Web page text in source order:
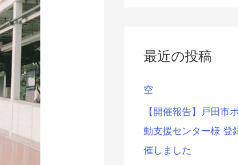
最近の投稿
空
【開催報告】戸田市
動支援センター様 登
催しました